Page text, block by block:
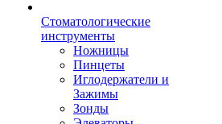
Стоматологические
инструменты
Ножницы
Пинцеты
Иглодержатели и
Зажимы
Зонды